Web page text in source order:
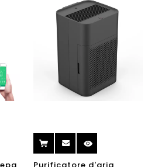
Purificatore d'aria